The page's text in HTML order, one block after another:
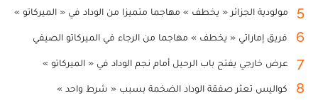
5 مولودية الجزائر « يخطف » مهاجما متميزا من الوداد في « الميركاتو »
6 فريق إماراتي « يخطف » مهاجما من الرجاء في الميركاتو الصيفي
7 عرض خارجي يفتح باب الرحيل أمام نجم الوداد في « الميركاتو »
8 كواليس تعثر صفقة الوداد الضخمة بسبب « شرط واحد »